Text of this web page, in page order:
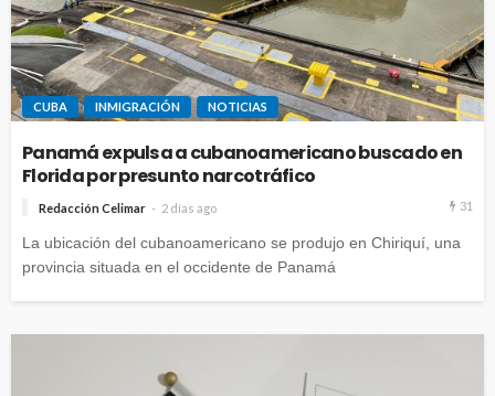
CUBA INMIGRACIÓN NOTICIAS
Panamá expulsa a cubanoamericano buscado en
Florida por presunto narcotráfico
Redacción Celimar 2 días ago 31
La ubicación del cubanoamericano se produjo en Chiriquí, una
provincia situada en el occidente de Panamá